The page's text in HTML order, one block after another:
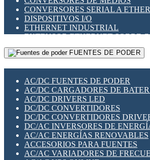
RELÉS DE SEÑAL
RELÉS DE ESTADO SÓLIDO SSR
RELÉS INDUSTRIALES
RELÉS MINIATURA DE POTENCIA
SENSORES MAGNÉTICOS
SWITCH Y MICROSWITCH
TARJETAS PI
UNIÓN Y DERIVACIÓN DE CABLE
CONVERSORES SERIAL A
DISPOSITIVOS I/O
ETHERNET INDUSTRIAL
EXTENSOR ETHERNET SOBRE
GATEWAY LORAWAN
GESTIÓN DE REDES
PLACAS MODULARES IOT
SWITCHES Y REDES WIFI
SOLUCIONES IOT
SOLUCIONES LORAWAN
SOLUCIONES RED CELULAR
SEGURIDAD PARA REDES
SWITCHES LAN
TELEFONÍA IP (VOIP)
VIGILANCIA IP (CCTV)
FUENTES DE PODER
AC/DC FUENTES DE PODER
AC/DC CARGADORES DE
AC/DC DRIVERS LED
DC/DC CONVERTIDORES
DC/DC CONVERTIDORES
DC/AC INVERSORES DE
AC/AC ENERGÍAS RENOVABLES
ACCESORIOS PARA FUENTES
AC/AC VARIADORES DE